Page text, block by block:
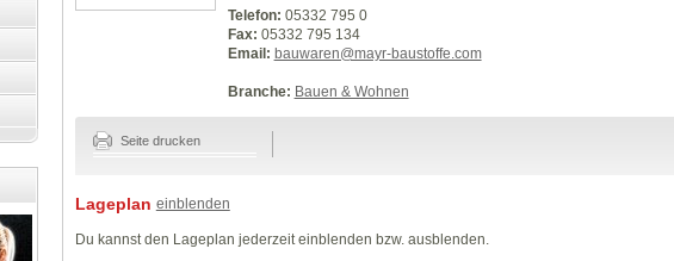
Telefon: 05332 795 0
Fax: 05332 795 134
Email: bauwaren@mayr-baustoffe.com
Branche: Bauen & Wohnen
Seite drucken
Lageplan einblenden
Du kannst den Lageplan jederzeit einblenden bzw. ausblenden.